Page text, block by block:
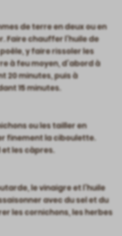
de terre en deux ou en
Faire chauffer l’huile de
y faire rissoler les
à feu moyen, d’abord à
20 minutes, puis à
15 minutes.
ou les tailler en
finement la ciboulette.
les câpres.
le vinaigre et l’huile
avec du sel et du
les cornichons, les herbes